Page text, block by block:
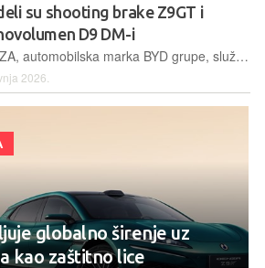
su shooting brake Z9GT i
D9 DM-i
DENZA, automobilska marka BYD grupe, službeno je predstavljena u Parizu, gdje su otkriveni prvi modeli za globalno tržište kao i tehnologija brzog punjenja do 1500 kW
2026.
globalno širenje uz
kao zaštitno lice